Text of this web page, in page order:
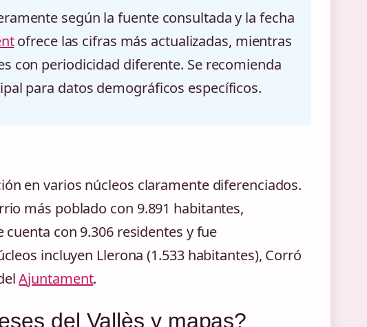
según la fuente consultada y la fecha
ofrece las cifras más actualizadas, mientras
con periodicidad diferente. Se recomienda
para datos demográficos específicos.
en varios núcleos claramente diferenciados.
más poblado con 9.891 habitantes,
con 9.306 residentes y fue
incluyen Llerona (1.533 habitantes), Corró
Ajuntament.
del Vallès y mapas?